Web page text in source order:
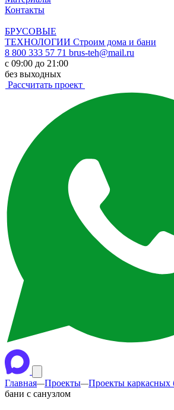
Контакты
БРУСОВЫЕ
ТЕХНОЛОГИИ Строим дома и бани
8 800 333 57 71 brus-teh@mail.ru
с 09:00 до 21:00
без выходных
Рассчитать проект
Главная—Проекты—Проекты каркасных
бани с санузлом